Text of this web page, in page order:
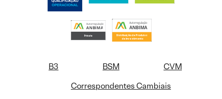
B3 BSM
CVM
Correspondentes Cambiais